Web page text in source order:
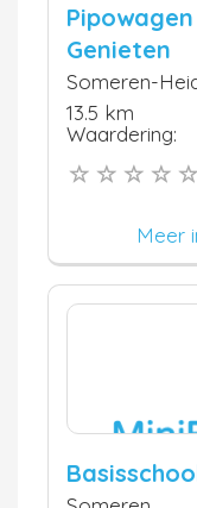
Genieten
Someren-
13.5 km
Waardering:
Meer